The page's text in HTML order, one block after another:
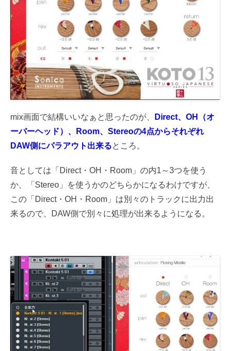
mix画面で結構いいなぁと思ったのが、
Direct、OH（オ
ーバーヘッド）、Room、Stereoの4点からそれぞれ
DAW側にパラアウト出来るところ。
音としては「Direct・OH・Room」の内1～3つを使う
か、「Stereo」を使うかのどちらかになるわけですが、
この「Direct・OH・Room」は別々のトラックに出力出
来るので、DAW側で別々に処理が出来るようになる。